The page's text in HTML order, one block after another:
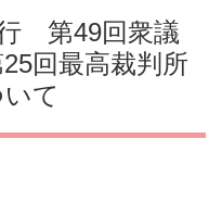
第49回衆議
回最高裁判所
て